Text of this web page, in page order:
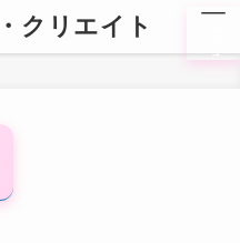
クリエイト
ュ